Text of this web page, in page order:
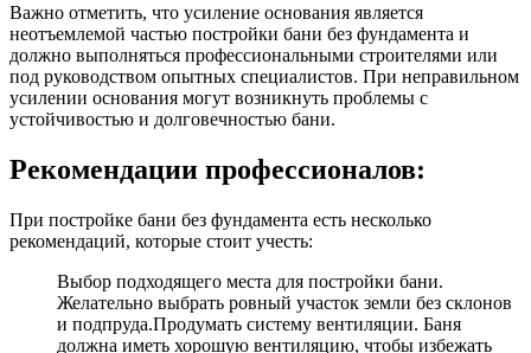
Важно отметить, что усиление основания является
неотъемлемой частью постройки бани без фундамента и
должно выполняться профессиональными строителями или
под руководством опытных специалистов. При неправильном
усилении основания могут возникнуть проблемы с
устойчивостью и долговечностью бани.
Рекомендации профессионалов:
При постройке бани без фундамента есть несколько
рекомендаций, которые стоит учесть:
Выбор подходящего места для постройки бани.
Желательно выбрать ровный участок земли без склонов
и подпруда.Продумать систему вентиляции. Баня
должна иметь хорошую вентиляцию, чтобы избежать